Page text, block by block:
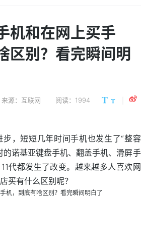
机和在网上买手
区别？看完瞬间明
来源：互联网 阅读：1994
，短短几年时间手机也发生了“整容
的诺基亚键盘手机、翻盖手机、滑屏手
代都发生了改变。越来越多人喜欢网
买有什么区别呢？